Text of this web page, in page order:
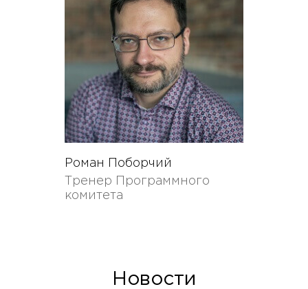
Роман Поборчий
Тренер Программного
комитета
Новости